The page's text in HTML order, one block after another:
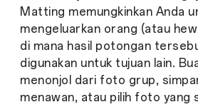
Matting memungkinkan Anda
mengeluarkan orang (atau
di mana hasil potongan
digunakan untuk tujuan lain.
menonjol dari foto grup,
menawan, atau pilih foto yang